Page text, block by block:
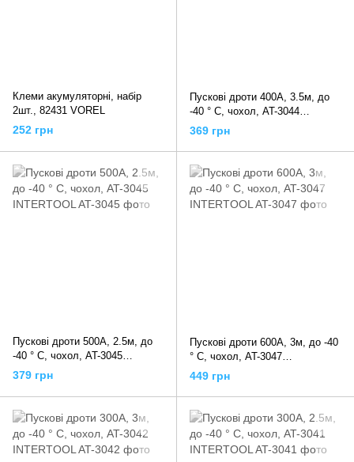
Клеми акумуляторні, набір
2шт., 82431 VOREL
252 грн
Пускові дроти 400А, 3.5м, до
-40 ° C, чохол, AT-3044
INTERTOOL
369 грн
Пускові дроти 500А, 2.5м, до
-40 ° C, чохол, AT-3045
INTERTOOL
379 грн
Пускові дроти 600А, 3м, до -40
° C, чохол, AT-3047
INTERTOOL
449 грн